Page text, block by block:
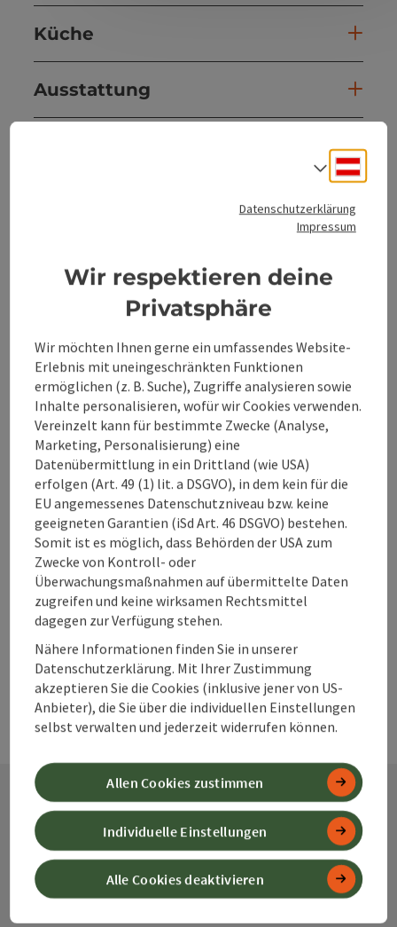
Küche
Ausstattung
Barrierefreiheit
Beitrag merken
zum Merkzettel
PDF erstellen
Beitrag drucken
In der Nähe
powered by TOURDATA
Kontakt
Datenschutzerklärung
Impressum
Wir respektieren deine
Privatsphäre
Wir möchten Ihnen gerne ein umfassendes Website-
Erlebnis mit uneingeschränkten Funktionen
ermöglichen (z. B. Suche), Zugriffe analysieren sowie
Inhalte personalisieren, wofür wir Cookies verwenden.
Vereinzelt kann für bestimmte Zwecke (Analyse,
Marketing, Personalisierung) eine
Datenübermittlung in ein Drittland (wie USA)
erfolgen (Art. 49 (1) lit. a DSGVO), in dem kein für die
EU angemessenes Datenschutzniveau bzw. keine
geeigneten Garantien (iSd Art. 46 DSGVO) bestehen.
Somit ist es möglich, dass Behörden der USA zum
Zwecke von Kontroll- oder
Überwachungsmaßnahmen auf übermittelte Daten
zugreifen und keine wirksamen Rechtsmittel
dagegen zur Verfügung stehen.
Nähere Informationen finden Sie in unserer
Datenschutzerklärung. Mit Ihrer Zustimmung
akzeptieren Sie die Cookies (inklusive jener von US-
Anbieter), die Sie über die individuellen Einstellungen
selbst verwalten und jederzeit widerrufen können.
Alle Cookies deaktivieren
Individuelle Einstellungen
Allen Cookies zustimmen